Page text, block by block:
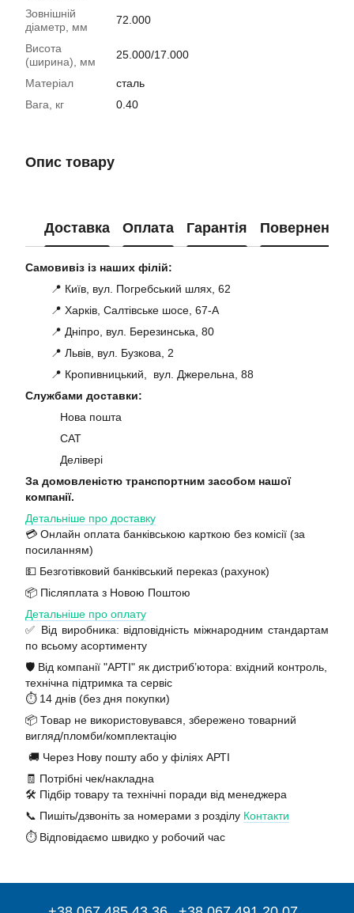
Зовнішній
діаметр, мм
72.000
Висота
(ширина), мм
25.000/17.000
Матеріал
сталь
Вага, кг
0.40
Опис товару
Доставка Оплата Гарантія Повернення
Самовивіз із наших філій:
📍 Київ, вул. Погребський шлях, 62
📍 Харків, Салтівське шосе, 67-А
📍 Дніпро, вул. Березинська, 80
📍 Львів, вул. Бузкова, 2
📍 Кропивницький, вул. Джерельна, 88
Службами доставки:
Нова пошта
САТ
Делівері
За домовленістю транспортним засобом нашої
компанії.
Детальніше про доставку
💳 Онлайн оплата банківською карткою без комісії (за
посиланням)
💵 Безготівковий банківський переказ (рахунок)
📦 Післяплата з Новою Поштою
Детальніше про оплату
✅ Від виробника: відповідність міжнародним стандартам
по всьому асортименту
🛡️ Від компанії "АРТІ" як дистриб’ютора: вхідний контроль,
технічна підтримка та сервіс
⏱️ 14 днів (без дня покупки)
📦 Товар не використовувався, збережено товарний
вигляд/пломби/комплектацію
🚚 Через Нову пошту або у філіях АРТІ
🧾 Потрібні чек/накладна
🛠️ Підбір товару та технічні поради від менеджера
📞 Пишіть/дзвоніть за номерами з розділу Контакти
⏱️ Відповідаємо швидко у робочий час